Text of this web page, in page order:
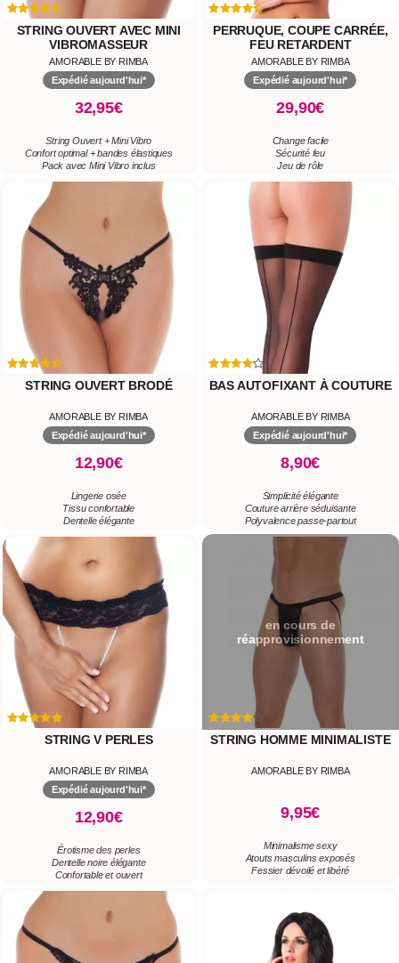
STRING OUVERT AVEC MINI
VIBROMASSEUR
AMORABLE BY RIMBA
Expédié aujourd'hui*
32,95€
String Ouvert + Mini Vibro
Confort optimal + bandes élastiques
Pack avec Mini Vibro inclus
PERRUQUE, COUPE CARRÉE,
FEU RETARDENT
AMORABLE BY RIMBA
Expédié aujourd'hui*
29,90€
Change facile
Sécurité feu
Jeu de rôle
STRING OUVERT BRODÉ
AMORABLE BY RIMBA
Expédié aujourd'hui*
12,90€
Lingerie osée
Tissu confortable
Dentelle élégante
BAS AUTOFIXANT À COUTURE
AMORABLE BY RIMBA
Expédié aujourd'hui*
8,90€
Simplicité élégante
Couture arrière séduisante
Polyvalence passe-partout
STRING V PERLES
AMORABLE BY RIMBA
Expédié aujourd'hui*
12,90€
Érotisme des perles
Dentelle noire élégante
Confortable et ouvert
en cours de
réapprovisionnement
STRING HOMME MINIMALISTE
AMORABLE BY RIMBA
9,95€
Minimalisme sexy
Atouts masculins exposés
Fessier dévoilé et libéré